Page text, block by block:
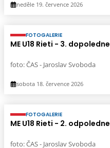
neděle 19. července 2026
FOTOGALERIE
ME U18 Rieti - 3. dopoledne
foto: ČAS - Jaroslav Svoboda
sobota 18. července 2026
FOTOGALERIE
ME U18 Rieti - 2. odpoledne
foto: ČAS - Jaroslav Svoboda